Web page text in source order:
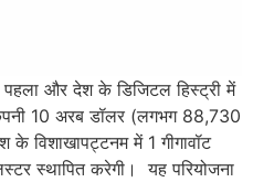
पहला और देश के डिजिटल हिस्ट्री में
10 अरब डॉलर (लगभग 88,730
विशाखापट्टनम में 1 गीगावॉट
स्थापित करेगी। यह परियोजना